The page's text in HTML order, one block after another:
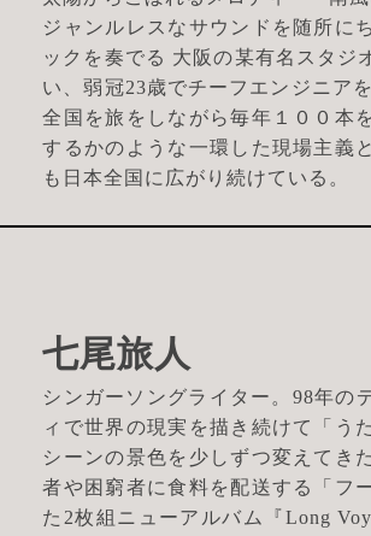
ジャンルレスなサウンドを随所に
ックを奏でる 大阪の某有名スタジ
い、弱冠23歳でチーフエンジニアを
全国を旅をしながら毎年１００本
するかのような一環した現場主義
も日本全国に広がり続けている。
七尾旅人
シンガーソングライター。98年の
ィで世界の現実を描き続けて「う
シーンの景色を少しずつ変えてき
者や困窮者に食料を配送する「フ
た2枚組ニューアルバム『Long